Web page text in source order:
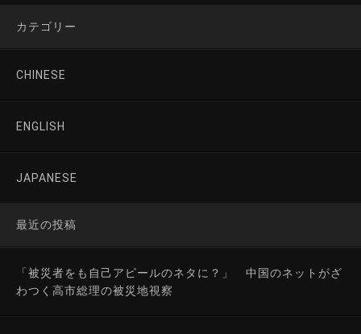
カテゴリー
CHINESE
ENGLISH
JAPANESE
最近の投稿
「被災者をも自己アピールのネタに？」 中国のネットがざ
わつく高市総理の被災地視察